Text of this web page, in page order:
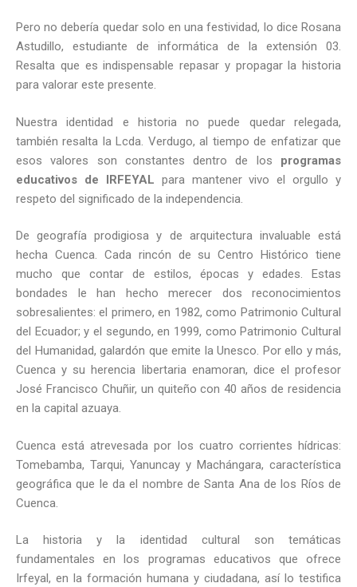
Pero no debería quedar solo en una festividad, lo dice Rosana
Astudillo, estudiante de informática de la extensión 03.
Resalta que es indispensable repasar y propagar la historia
para valorar este presente.
Nuestra identidad e historia no puede quedar relegada,
también resalta la Lcda. Verdugo, al tiempo de enfatizar que
esos valores son constantes dentro de los programas
educativos de IRFEYAL para mantener vivo el orgullo y
respeto del significado de la independencia.
De geografía prodigiosa y de arquitectura invaluable está
hecha Cuenca. Cada rincón de su Centro Histórico tiene
mucho que contar de estilos, épocas y edades. Estas
bondades le han hecho merecer dos reconocimientos
sobresalientes: el primero, en 1982, como Patrimonio Cultural
del Ecuador; y el segundo, en 1999, como Patrimonio Cultural
del Humanidad, galardón que emite la Unesco. Por ello y más,
Cuenca y su herencia libertaria enamoran, dice el profesor
José Francisco Chuñir, un quiteño con 40 años de residencia
en la capital azuaya.
Cuenca está atrevesada por los cuatro corrientes hídricas:
Tomebamba, Tarqui, Yanuncay y Machángara, característica
geográfica que le da el nombre de Santa Ana de los Ríos de
Cuenca.
La historia y la identidad cultural son temáticas
fundamentales en los programas educativos que ofrece
Irfeyal, en la formación humana y ciudadana, así lo testifica